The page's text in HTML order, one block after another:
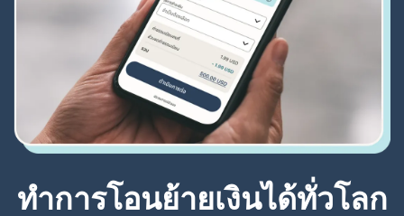
ทำการโอนย้ายเงินได้ทั่วโลก